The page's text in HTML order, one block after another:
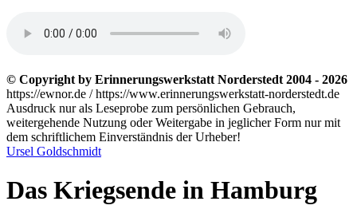
© Copyright by Erinnerungswerkstatt Norderstedt 2004 - 2026
https://ewnor.de / https://www.erinnerungswerkstatt-norderstedt.de
Ausdruck nur als Leseprobe zum persönlichen Gebrauch,
weitergehende Nutzung oder Weitergabe in jeglicher Form nur mit
dem schriftlichem Einverständnis der Urheber!
Ursel Goldschmidt
Das Kriegsende in Hamburg